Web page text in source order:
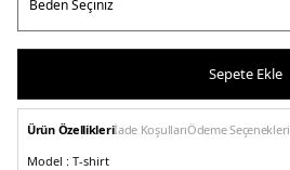
Sepete Ekle
Ürün Özellikleriİade KoşullarıÖdeme Seçenekleri
Model : T-shirt